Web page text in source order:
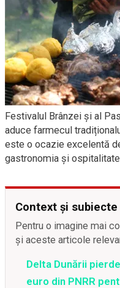
Festivalul Brânzei și al
aduce farmecul
este o ocazie excelentă
gastronomia și
Context și subiecte
Pentru o imagine mai
și aceste articole
Delta Dunării
euro din PNRR